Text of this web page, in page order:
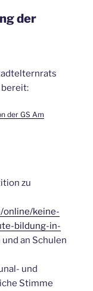
der
bereit:
der GS Am
zu
online/keine-
bildung-in-
an Schulen
und
Stimme